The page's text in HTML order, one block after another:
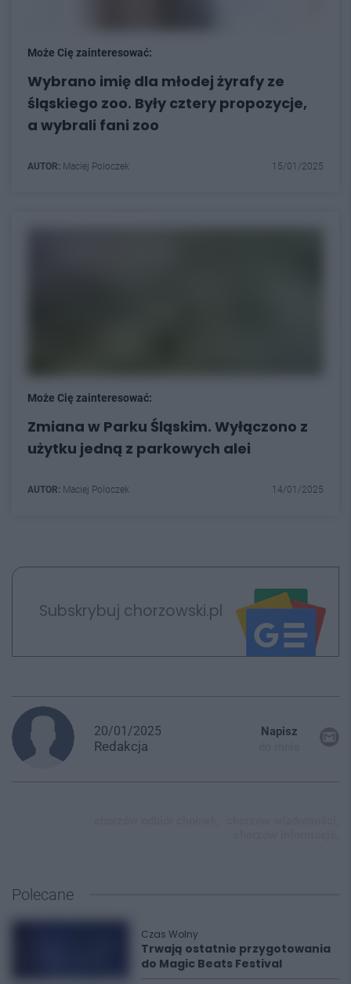
Może Cię zainteresować:
Wybrano imię dla młodej żyrafy ze
śląskiego zoo. Były cztery propozycje,
a wybrali fani zoo
AUTOR: Maciej Poloczek 15/01/2025
Może Cię zainteresować:
Zmiana w Parku Śląskim. Wyłączono z
użytku jedną z parkowych alei
AUTOR: Maciej Poloczek 14/01/2025
Subskrybuj chorzowski.pl
20/01/2025
Redakcja
Napisz
Polecane
Czas Wolny
Trwają ostatnie przygotowania
do Magic Beats Festival